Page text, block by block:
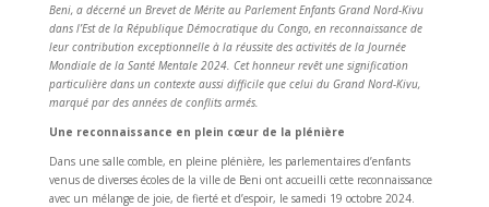
Beni, a décerné un Brevet de Mérite au Parlement Enfants Grand Nord-Kivu
dans l’Est de la République Démocratique du Congo, en reconnaissance de
leur contribution exceptionnelle à la réussite des activités de la Journée
Mondiale de la Santé Mentale 2024. Cet honneur revêt une signification
particulière dans un contexte aussi difficile que celui du Grand Nord-Kivu,
marqué par des années de conflits armés.
Une reconnaissance en plein cœur de la plénière
Dans une salle comble, en pleine plénière, les parlementaires d’enfants
venus de diverses écoles de la ville de Beni ont accueilli cette reconnaissance
avec un mélange de joie, de fierté et d’espoir, le samedi 19 octobre 2024.